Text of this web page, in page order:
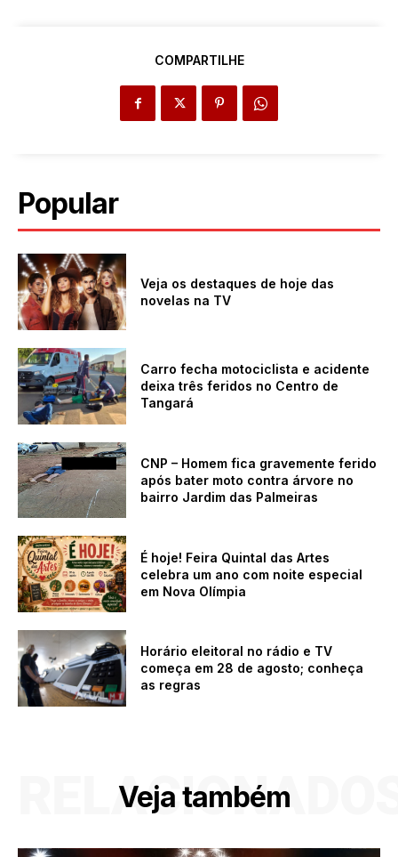
COMPARTILHE
Popular
Veja os destaques de hoje das
novelas na TV
Carro fecha motociclista e acidente
deixa três feridos no Centro de
Tangará
CNP – Homem fica gravemente ferido
após bater moto contra árvore no
bairro Jardim das Palmeiras
É hoje! Feira Quintal das Artes
celebra um ano com noite especial
em Nova Olímpia
Horário eleitoral no rádio e TV
começa em 28 de agosto; conheça
as regras
Veja também